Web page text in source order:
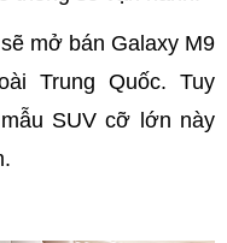
mở bán Galaxy M9
Trung Quốc. Tuy
SUV cỡ lớn này